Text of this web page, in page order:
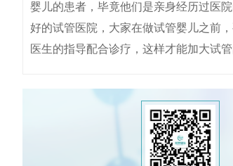
婴儿的患者，毕竟他们是亲身经历过医
好的试管医院，大家在做试管婴儿之前
医生的指导配合诊疗，这样才能加大试管